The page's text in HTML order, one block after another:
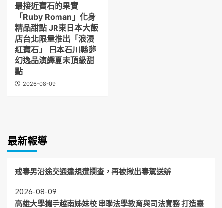
最接近寶石的果實
「Ruby Roman」化身
精品甜點 JR東日本大飯
店台北限量推出「浪漫
紅寶石」 日本石川縣夢
幻逸品演繹夏末頂級甜
點
2026-08-09
最新報導
戒毒男沿途交通違規遭攔查，再被揪出毒駕送辦
2026-08-09
高雄大學攜手越南姊妹校 串聯法學教育與司法實務 打造臺